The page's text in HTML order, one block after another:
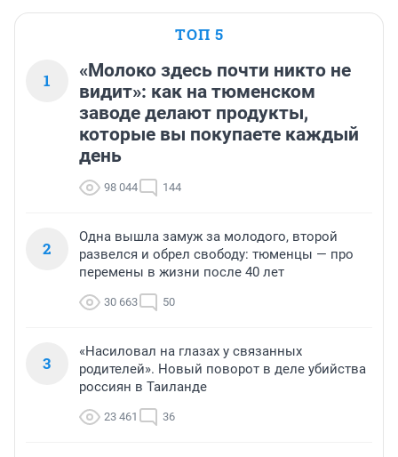
ТОП 5
1
«Молоко здесь почти никто не
видит»: как на тюменском
заводе делают продукты,
которые вы покупаете каждый
день
98 044 144
2
Одна вышла замуж за молодого, второй
развелся и обрел свободу: тюменцы — про
перемены в жизни после 40 лет
30 663 50
3
«Насиловал на глазах у связанных
родителей». Новый поворот в деле убийства
россиян в Таиланде
23 461 36